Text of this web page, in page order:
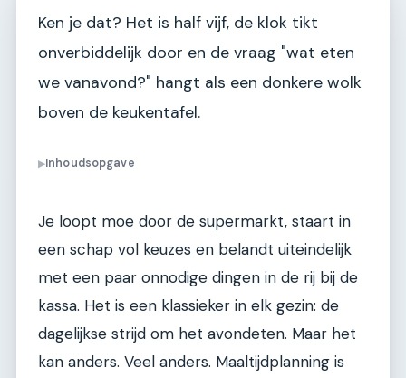
Ken je dat? Het is half vijf, de klok tikt
onverbiddelijk door en de vraag "wat eten
we vanavond?" hangt als een donkere wolk
boven de keukentafel.
▶Inhoudsopgave
Je loopt moe door de supermarkt, staart in
een schap vol keuzes en belandt uiteindelijk
met een paar onnodige dingen in de rij bij de
kassa. Het is een klassieker in elk gezin: de
dagelijkse strijd om het avondeten. Maar het
kan anders. Veel anders. Maaltijdplanning is